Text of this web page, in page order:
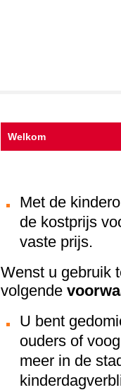
Welkom
Met de
de kostprijs
vaste prijs.
Wenst u gebruik
volgende
U bent
ouders of
meer in de